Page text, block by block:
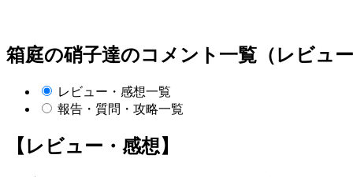
箱庭の硝子達のコメント一覧（レビュ
レビュー・感想一覧
報告・質問・攻略一覧
【レビュー・感想】